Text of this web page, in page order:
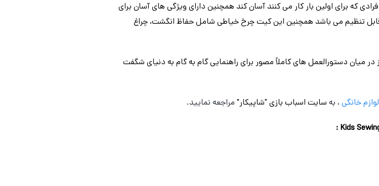
که برای اولین بار کار می کنند آسان کند همچنین دارای ویژگی های آسان برای
تنظیم می باشد همچنین این کیت چرخ خیاطی شامل حفاظ انگشت، چراغ
در میان دستورالعمل های کاملاً مصور برای راهنمایی گام به گام به دنیای شگفت
لوازم خانگی ، به سایت اسباب بازی "شاپیکار" مراجعه نمایید.